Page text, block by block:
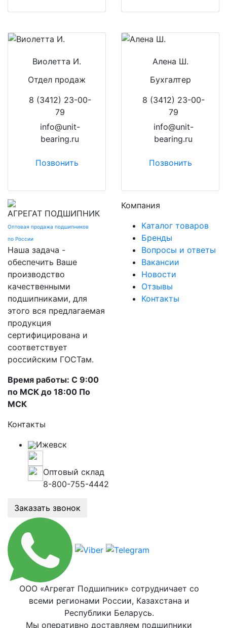
Виолетта И.
Отдел продаж
8 (3412) 23-00-
79
info@unit-
bearing.ru
Позвонить
Алена Ш.
Бухгалтер
8 (3412) 23-00-
79
info@unit-
bearing.ru
Позвонить
АГРЕГАТ ПОДШИПНИК
Оптовая продажа подшипников
по России
Наша задача -
обеспечить Ваше
производство
качественными
подшипниками, для
этого вся предлагаемая
продукция
сертифицирована и
соответствует
российским ГОСТам.
Время работы: С 9:00
по МСК до 18:00 По
МСК
Компания
Каталог товаров
Бренды
Вопросы и ответы
Вакансии
Новости
Отзывы
Контакты
Контакты
Ижевск
Оптовый склад
8-800-755-4442
Заказать звонок
ООО «Агрегат Подшипник» сотрудничает со
всеми регионами России, Казахстана и
Республики Беларусь.
Мы оперативно доставляем подшипники